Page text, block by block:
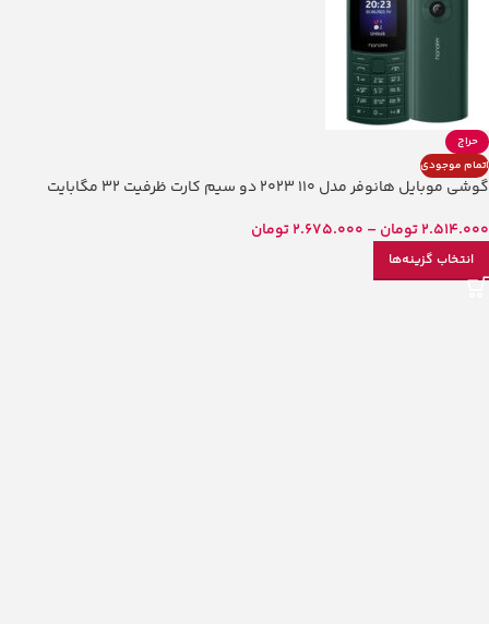
حراج
اتمام موجودی
گوشی موبایل هانوفر مدل 110 2023 دو سیم کارت ظرفیت 32 مگابایت
2.514.000تومان –
2.675.000تومان
انتخاب گزینه‌ها